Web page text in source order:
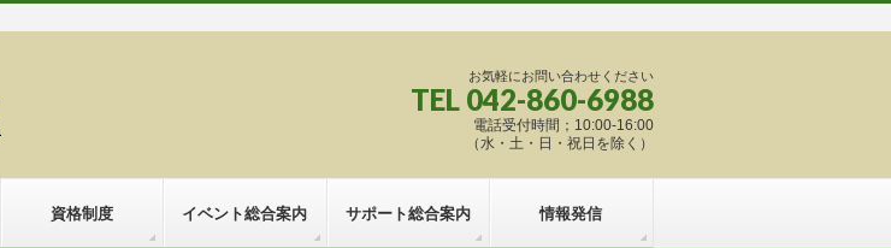
お気軽にお問い合わせください
TEL 042-860-6988
電話受付時間；10:00-16:00
（水・土・日・祝日を除く）
資格制度 イベント総合案内 サポート総合案内 情報発信